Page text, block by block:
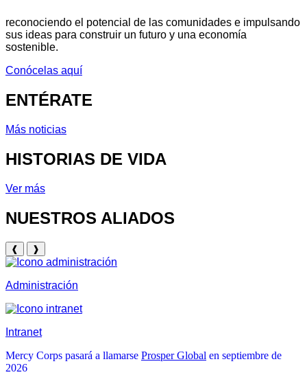
reconociendo el potencial de las comunidades e impulsando
sus ideas para construir un futuro y una economía
sostenible.
Conócelas aquí
ENTÉRATE
Más noticias
HISTORIAS DE VIDA
Ver más
NUESTROS ALIADOS
❰ ❱
Administración
Intranet
Mercy Corps pasará a llamarse Prosper Global en septiembre de
2026